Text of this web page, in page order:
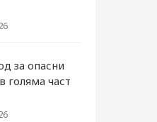
за опасни
голяма част